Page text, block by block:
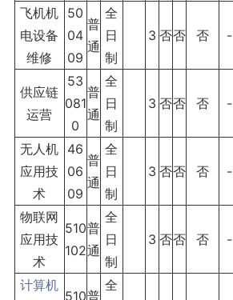
飞机机
电设备
维修
50
04
09
普
通
全
日
制
3 否否 否 -
供应链
运营
53
081
0
普
通
全
日
制
3 否否 否 -
无人机
应用技
术
46
06
09
普
通
全
日
制
3 否否 否 -
物联网
应用技
术
510
102
普
通
全
日
制
3 否否 否 -
计算机
510普
全